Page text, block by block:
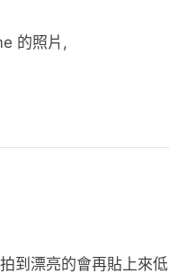
的照片,
到漂亮的會再貼上來低